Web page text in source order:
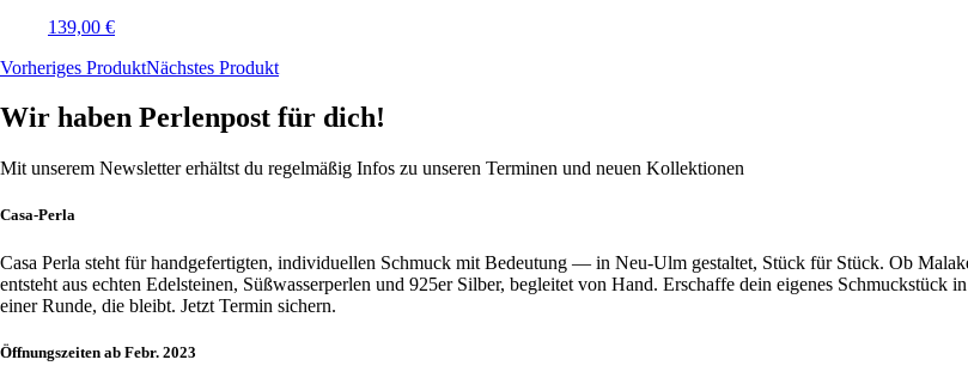
139,00 €
Vorheriges ProduktNächstes Produkt
Wir haben Perlenpost für dich!
Mit unserem Newsletter erhältst du regelmäßig Infos zu unseren Terminen und neuen Kollektionen
Casa-Perla
Casa Perla steht für handgefertigten, individuellen Schmuck mit Bedeutung — in Neu-Ulm gestaltet, Stück für Stück. Ob
entsteht aus echten Edelsteinen, Süßwasserperlen und 925er Silber, begleitet von Hand. Erschaffe dein eigenes
einer Runde, die bleibt. Jetzt Termin sichern.
Öffnungszeiten ab Febr. 2023